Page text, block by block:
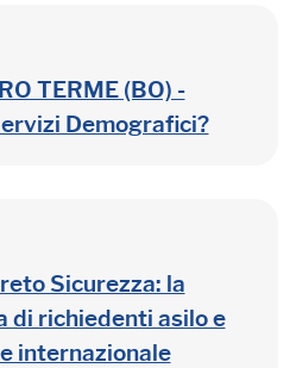
TERME (BO) -
Demografici?
Sicurezza: la
di richiedenti asilo e
internazionale